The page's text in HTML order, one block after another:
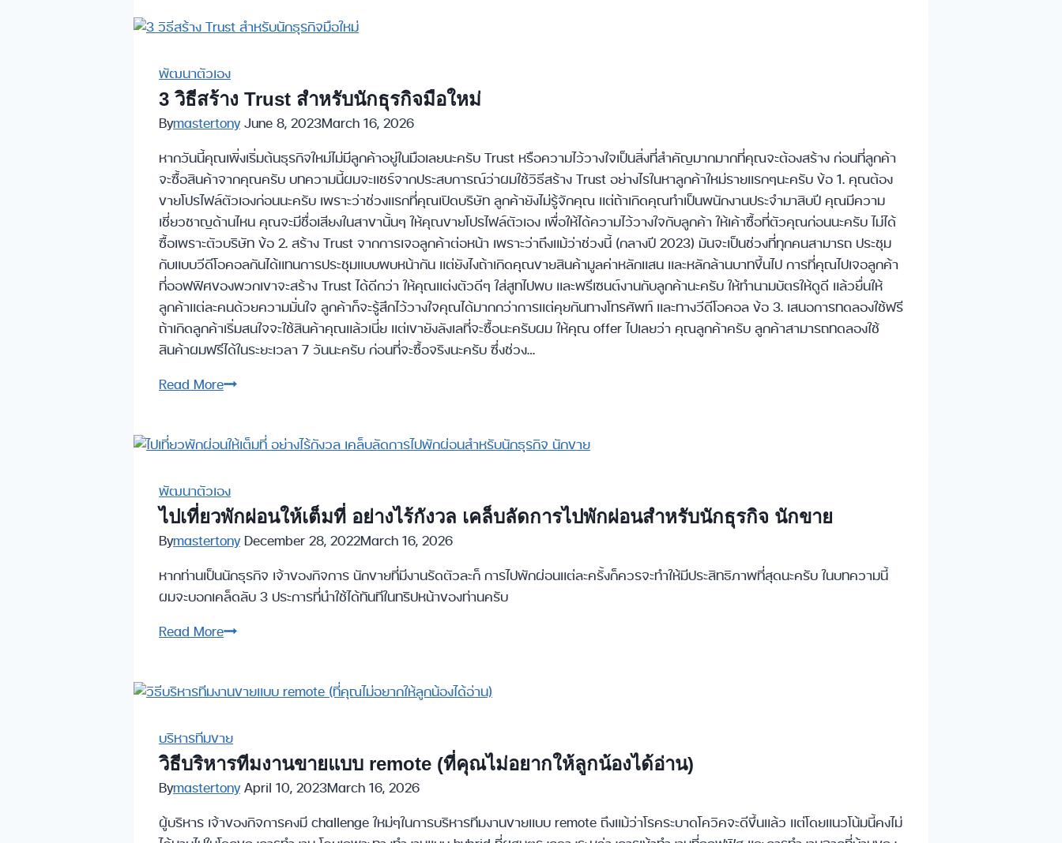
ทำ
calling
พัฒนาตัวเอง
3 วิธีสร้าง Trust สำหรับนักธุรกิจมือใหม่
Bymastertony June 8, 2023March 16, 2026
หากวันนี้คุณเพิ่งเริ่มต้นธุรกิจใหม่ไม่มีลูกค้าอยู่ในมือเลยนะครับ Trust หรือความไว้วางใจเป็นสิ่งที่สําคัญมากมากที่คุณจะต้องสร้าง ก่อนที่ลูกค้า
จะซื้อสินค้าจากคุณครับ บทความนี้ผมจะแชร์จากประสบการณ์ว่าผมใช้วิธีสร้าง Trust อย่างไรในหาลูกค้าใหม่รายแรกๆนะครับ ข้อ 1. คุณต้อง
ขายโปรไฟล์ตัวเองก่อนนะครับ เพราะว่าช่วงแรกที่คุณเปิดบริษัท ลูกค้ายังไม่รู้จักคุณ แต่ถ้าเกิดคุณทําเป็นพนักงานประจํามาสิบปี คุณมีความ
เชี่ยวชาญด้านไหน คุณจะมีชื่อเสียงในสาขานั้นๆ ให้คุณขายโปรไฟล์ตัวเอง เพื่อให้ได้ความไว้วางใจกับลูกค้า ให้เค้าซื้อที่ตัวคุณก่อนนะครับ ไม่ได้
ซื้อเพราะตัวบริษัท ข้อ 2. สร้าง Trust จากการเจอลูกค้าต่อหน้า เพราะว่าถึงแม้ว่าช่วงนี้ (กลางปี 2023) มันจะเป็นช่วงที่ทุกคนสามารถ ประชุม
กับแบบวีดีโอคอลกันได้แทนการประชุมแบบพบหน้ากัน แต่ยังไงถ้าเกิดคุณขายสินค้ามูลค่าหลักแสน และหลักล้านบาทขึ้นไป การที่คุณไปเจอลูกค้า
ที่ออฟฟิศของพวกเขาจะสร้าง Trust ได้ดีกว่า ให้คุณแต่งตัวดีๆ ใส่สูทไปพบ และพรีเซนต์งานกับลูกค้านะครับ ให้ทำนามบัตรให้ดูดี แล้วยื่นให้
ลูกค้าแต่ละคนด้วยความมั่นใจ ลูกค้าก็จะรู้สึกไว้วางใจคุณได้มากกว่าการแต่คุยกันทางโทรศัพท์ และทางวีดีโอคอล ข้อ 3. เสนอการทดลองใช้ฟรี
ถ้าเกิดลูกค้าเริ่มสนใจจะใช้สินค้าคุณแล้วเนี่ย แต่เขายังลังเลที่จะซื้อนะครับผม ให้คุณ offer ไปเลยว่า คุณลูกค้าครับ ลูกค้าสามารถทดลองใช้
สินค้าผมฟรีได้ในระยะเวลา 7 วันนะครับ ก่อนที่จะซื้อจริงนะครับ ซึ่งช่วง…
Read More3
Trust
นัก
ธุรกิจ
พัฒนาตัวเอง
ไปเที่ยวพักผ่อนให้เต็มที่ อย่างไร้กังวล เคล็บลัดการไปพักผ่อนสำหรับนักธุรกิจ นักขาย
Bymastertony December 28, 2022March 16, 2026
หากท่านเป็นนักธุรกิจ เจ้าของกิจการ นักขายที่มีงานรัดตัวละก็ การไปพักผ่อนแต่ละครั้งก็ควรจะทำให้มีประสิทธิภาพที่สุดนะครับ ในบทความนี้
ผมจะบอกเคล็ดลับ 3 ประการที่นำใช้ได้ทันทีในทริปหน้าของท่านครับ
Read Moreไป
ผ่อน
เต็ม
ที่
อย่าง
กังวล
บริหารทีมขาย
วิธีบริหารทีมงานขายแบบ remote (ที่คุณไม่อยากให้ลูกน้องได้อ่าน)
Bymastertony April 10, 2023March 16, 2026
ผู้บริหาร เจ้าของกิจการคงมี challenge ใหม่ๆในการบริหารทีมงานขายแบบ remote ถึงแม้ว่าโรคระบาดโควิคจะดีขึ้นแล้ว แต่โดยแนวโน้มนี้คงไม่